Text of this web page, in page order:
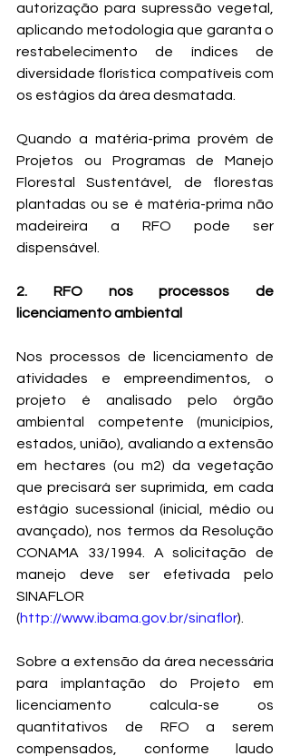
autorização para supressão vegetal,
aplicando metodologia que garanta o
restabelecimento de índices de
diversidade florística compatíveis com
os estágios da área desmatada.
Quando a matéria-prima provém de
Projetos ou Programas de Manejo
Florestal Sustentável, de florestas
plantadas ou se é matéria-prima não
madeireira a RFO pode ser
dispensável.
2. RFO nos processos de
licenciamento ambiental
Nos processos de licenciamento de
atividades e empreendimentos, o
projeto é analisado pelo órgão
ambiental competente (municípios,
estados, união), avaliando a extensão
em hectares (ou m2) da vegetação
que precisará ser suprimida, em cada
estágio sucessional (inicial, médio ou
avançado), nos termos da Resolução
CONAMA 33/1994. A solicitação de
manejo deve ser efetivada pelo
SINAFLOR
(http://www.ibama.gov.br/sinaflor).
Sobre a extensão da área necessária
para implantação do Projeto em
licenciamento calcula-se os
quantitativos de RFO a serem
compensados, conforme laudo